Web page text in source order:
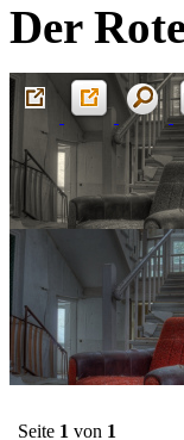
Der
Seite 1 von 1